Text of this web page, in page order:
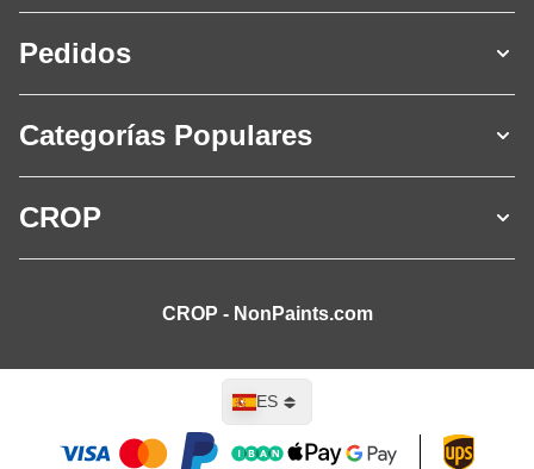
Pedidos
Categorías Populares
CROP
CROP - NonPaints.com
Lenguaje
ES